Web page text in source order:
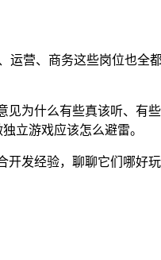
营、商务这些岗位也全
为什么有些真该听、有
立游戏应该怎么避雷。
发经验，聊聊它们哪好